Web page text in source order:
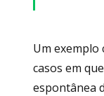
Um
casos em
espontânea